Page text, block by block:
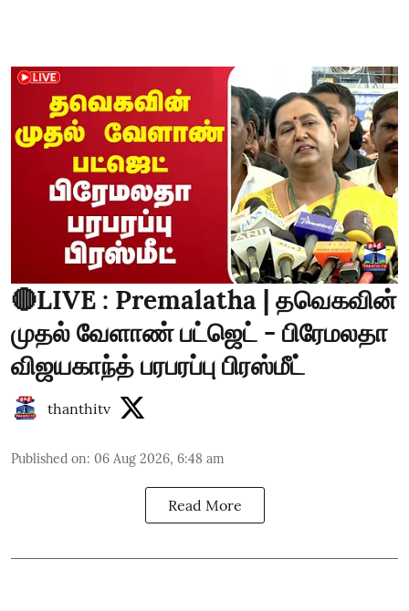
🔴LIVE : Premalatha | தவெகவின்
முதல் வேளாண் பட்ஜெட் - பிரேமலதா
விஜயகாந்த் பரபரப்பு பிரஸ்மீட்
thanthitv
Published on: 06 Aug 2026, 6:48 am
Read More